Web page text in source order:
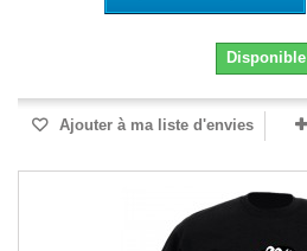
Disponible
Ajouter à ma liste d'envies